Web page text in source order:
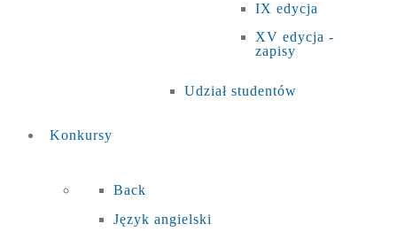
IX edycja
XV edycja -
zapisy
Udział studentów
Konkursy
Back
Język angielski